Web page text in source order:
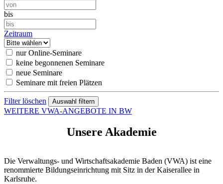
bis
Zeitraum
nur Online-Seminare
keine begonnenen Seminare
neue Seminare
Seminare mit freien Plätzen
Filter löschen
WEITERE VWA-ANGEBOTE IN BW
Unsere Akademie
Die Verwaltungs- und Wirtschaftsakademie Baden (VWA) ist eine
renommierte Bildungseinrichtung mit Sitz in der Kaiserallee in
Karlsruhe.